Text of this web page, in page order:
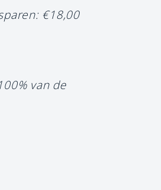
€18,00
van de